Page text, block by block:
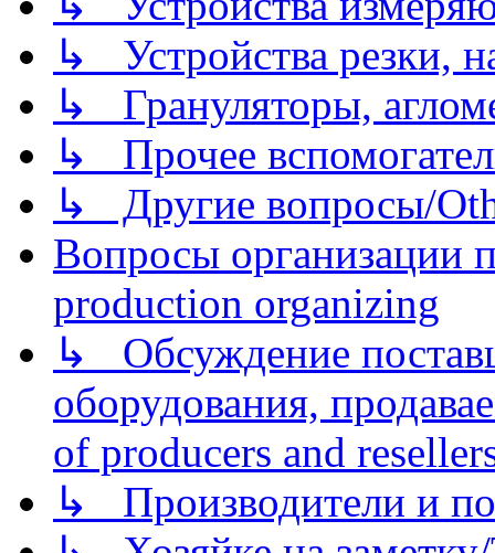
↳ Устройства резки,
↳ Грануляторы,
↳ Прочее
↳ Другие вопросы/
Вопросы организации
production organizing
↳ Обсуждение
оборудования,
of producers and
↳ Производители и